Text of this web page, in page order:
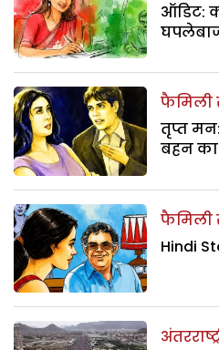
ऑडिट:
फैमिली
तृप्त
बहन
फैमिली
Hindi